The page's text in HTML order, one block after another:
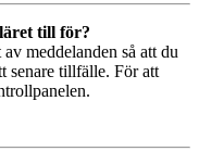
till för?
meddelanden så att du
senare tillfälle. För att